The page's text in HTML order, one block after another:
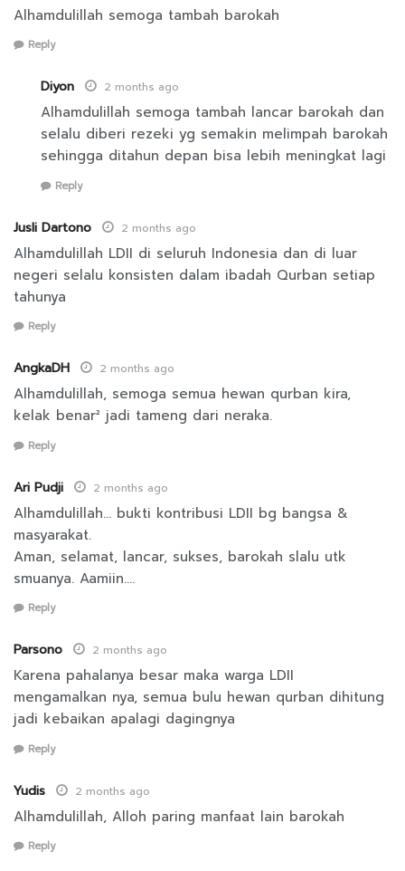
Alhamdulillah semoga tambah barokah
Reply
Diyon 2 months ago
Alhamdulillah semoga tambah lancar barokah dan
selalu diberi rezeki yg semakin melimpah barokah
sehingga ditahun depan bisa lebih meningkat lagi
Reply
Jusli Dartono 2 months ago
Alhamdulillah LDII di seluruh Indonesia dan di luar
negeri selalu konsisten dalam ibadah Qurban setiap
tahunya
Reply
AngkaDH 2 months ago
Alhamdulillah, semoga semua hewan qurban kira,
kelak benar² jadi tameng dari neraka.
Reply
Ari Pudji 2 months ago
Alhamdulillah… bukti kontribusi LDII bg bangsa &
masyarakat.
Aman, selamat, lancar, sukses, barokah slalu utk
smuanya. Aamiin….
Reply
Parsono 2 months ago
Karena pahalanya besar maka warga LDII
mengamalkan nya, semua bulu hewan qurban dihitung
jadi kebaikan apalagi dagingnya
Reply
Yudis 2 months ago
Alhamdulillah, Alloh paring manfaat lain barokah
Reply